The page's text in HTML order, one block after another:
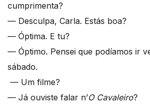
cumprimenta?
— Desculpa, Carla. Estás boa?
— Óptima. E tu?
— Óptimo. Pensei que podíamos ir
sábado.
— Um filme?
— Já ouviste falar n’O Cavaleiro?